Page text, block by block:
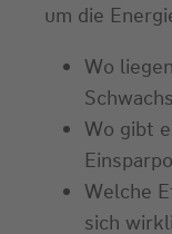
um die
Wo
Wo gibt
Welche
sich